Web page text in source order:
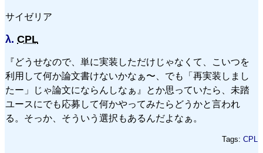
サイゼリア
λ. CPL
『どうせなので、単に実装しただけじゃなくて、こいつを
利用して何か論文書けないかなぁ〜、でも「再実装しまし
たー」じゃ論文にならんしなぁ』とか思っていたら、未踏
ユースにでも応募して何かやってみたらどうかと言われ
る。そっか、そういう選択もあるんだよなぁ。
Tags: CPL